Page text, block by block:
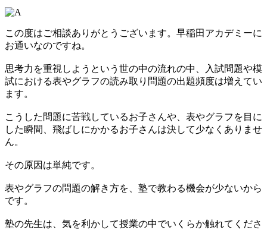
この度はご相談ありがとうございます。早稲田アカデミーに
お通いなのですね。
思考力を重視しようという世の中の流れの中、入試問題や模
試における表やグラフの読み取り問題の出題頻度は増えてい
ます。
こうした問題に苦戦しているお子さんや、表やグラフを目に
した瞬間、飛ばしにかかるお子さんは決して少なくありませ
ん。
その原因は単純です。
表やグラフの問題の解き方を、塾で教わる機会が少ないから
です。
塾の先生は、気を利かして授業の中でいくらか触れてくださ